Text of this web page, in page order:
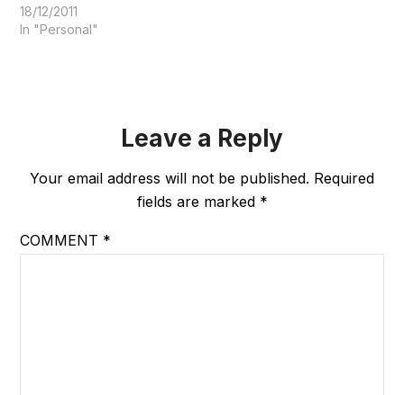
18/12/2011
In "Personal"
Leave a Reply
Your email address will not be published. Required
fields are marked *
COMMENT *